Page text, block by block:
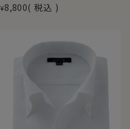
¥8,800 税込